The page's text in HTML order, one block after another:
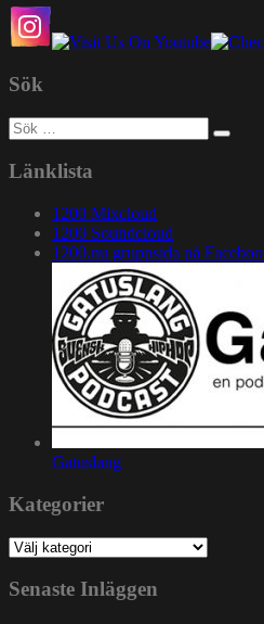
Sök
Sök
efter:
Länklista
1200 Mixcloud
1200 Soundcloud
1200.nu gruppsida på
Gatuslang
Kategorier
Kategorier
Senaste Inläggen